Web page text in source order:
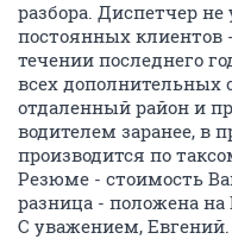
разбора. Диспетчер
постоянных клиентов
течении последнего
всех дополнительных
отдаленный район и
водителем заранее, в
производится по
Резюме - стоимость
разница - положена
С уважением, Евгений.